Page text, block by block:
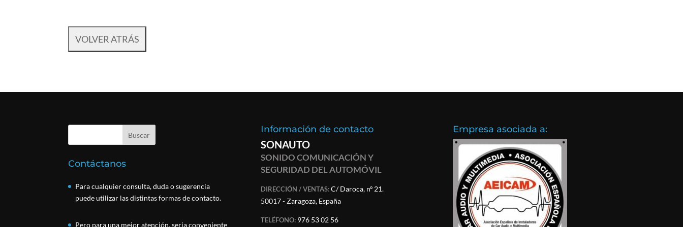
Contáctanos
Para cualquier consulta, duda o sugerencia
puede utilizar las distintas formas de contacto.
Pero para una mejor atención, seria conveniente
Información de contacto
SONAUTO
SONIDO COMUNICACIÓN Y
SEGURIDAD DEL AUTOMÓVIL
DIRECCIÓN / VENTAS:C/ Daroca, nº 21.
50017 - Zaragoza, España
TELÉFONO: 976 53 02 56
Empresa asociada a: